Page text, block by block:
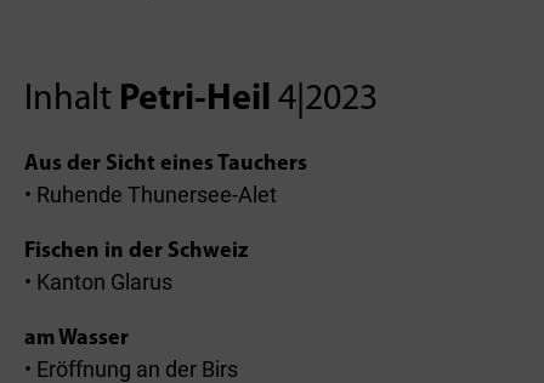
Inhalt Petri-Heil 4|2023
Aus der Sicht eines Tauchers
• Ruhende Thunersee-Alet
Fischen in der Schweiz
• Kanton Glarus
am Wasser
• Eröffnung an der Birs